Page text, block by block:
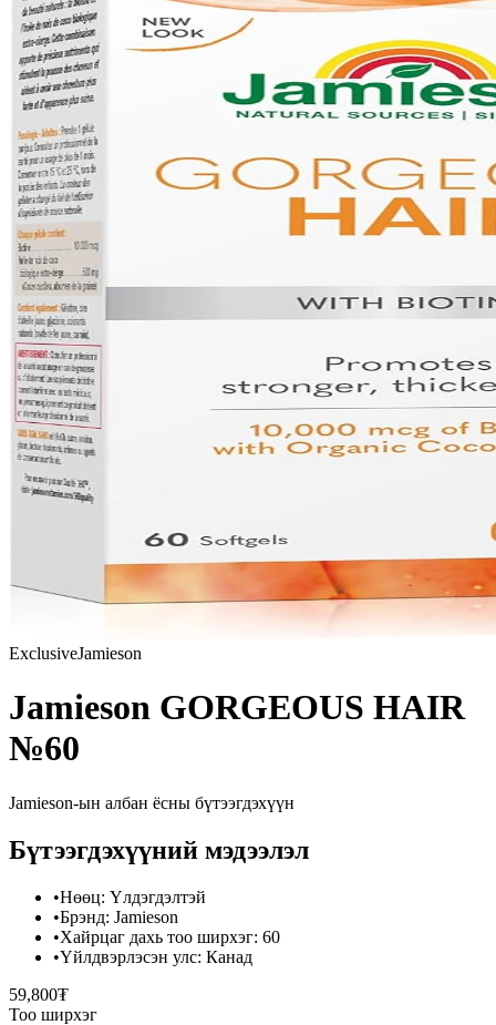
ExclusiveJamieson
Jamieson GORGEOUS HAIR
№60
Jamieson-ын албан ёсны бүтээгдэхүүн
Бүтээгдэхүүний мэдээлэл
•Нөөц: Үлдэгдэлтэй
•Брэнд: Jamieson
•Хайрцаг дахь тоо ширхэг: 60
•Үйлдвэрлэсэн улс: Канад
59,800₮
Тоо ширхэг